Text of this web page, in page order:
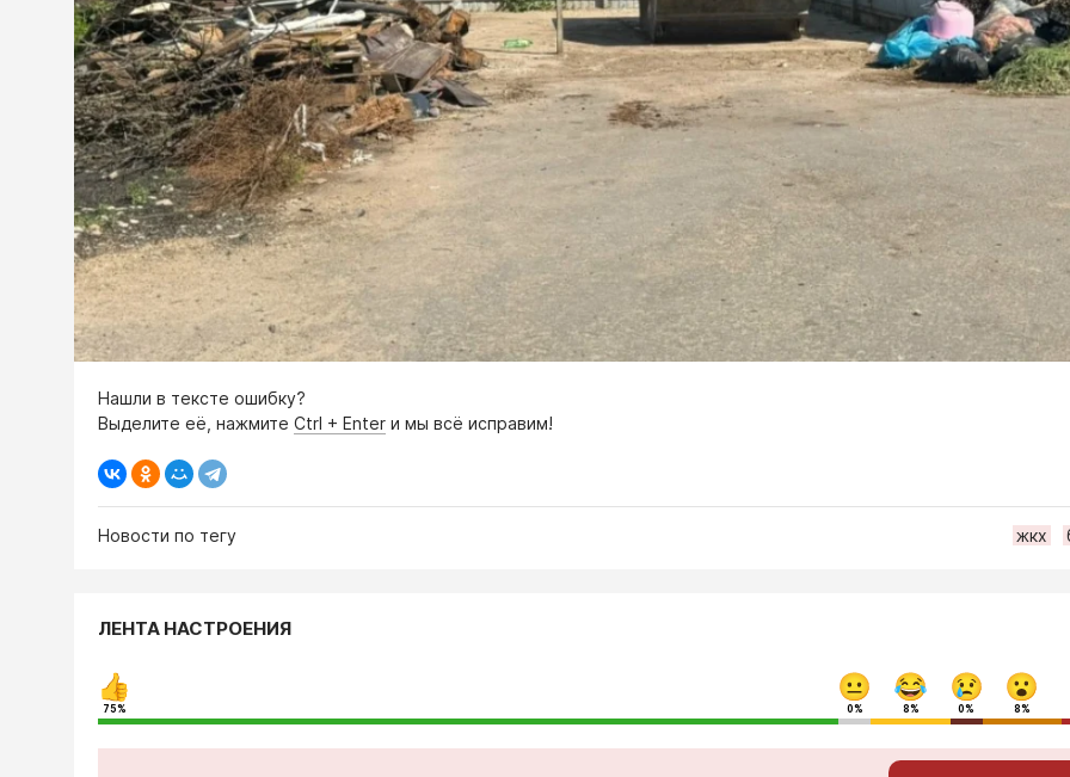
Нашли в тексте ошибку?
Выделите её, нажмите Ctrl + Enter и мы всё исправим!
Новости по тегу жкх
ЛЕНТА НАСТРОЕНИЯ
75% 0% 8% 0% 8%